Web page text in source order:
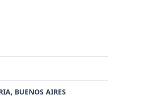
FABRICANTES
BUENOS AIRES